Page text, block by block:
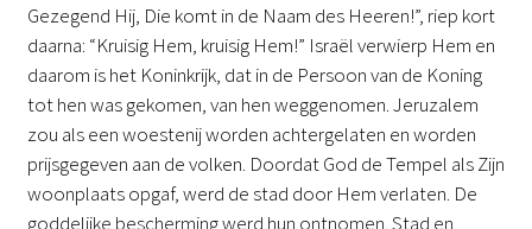
Gezegend Hij, Die komt in de Naam des Heeren!”, riep kort
daarna: “Kruisig Hem, kruisig Hem!” Israël verwierp Hem en
daarom is het Koninkrijk, dat in de Persoon van de Koning
tot hen was gekomen, van hen weggenomen. Jeruzalem
zou als een woestenij worden achtergelaten en worden
prijsgegeven aan de volken. Doordat God de Tempel als Zijn
woonplaats opgaf, werd de stad door Hem verlaten. De
goddelijke bescherming werd hun ontnomen. Stad en